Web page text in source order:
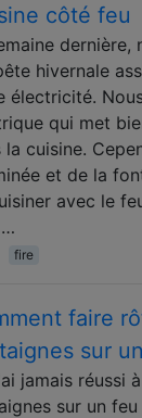
côté feu
dernière,
hivernale
électricité.
qui met
la cuisine.
et de la
avec le
fire
faire
sur
jamais réussi
sur un